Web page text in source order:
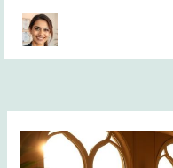
Skip